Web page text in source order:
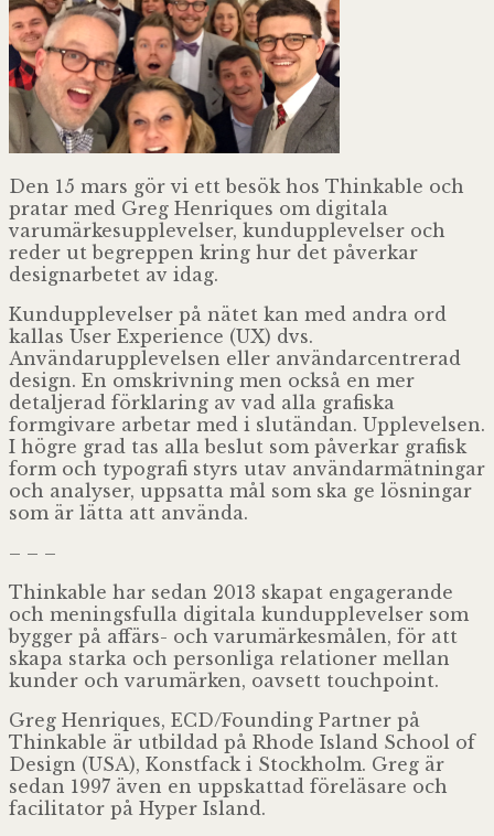
Den 15 mars gör vi ett besök hos Thinkable och
pratar med Greg Henriques om digitala
varumärkesupplevelser, kundupplevelser och
reder ut begreppen kring hur det påverkar
designarbetet av idag.
Kundupplevelser på nätet kan med andra ord
kallas User Experience (UX) dvs.
Användarupplevelsen eller användarcentrerad
design. En omskrivning men också en mer
detaljerad förklaring av vad alla grafiska
formgivare arbetar med i slutändan. Upplevelsen.
I högre grad tas alla beslut som påverkar grafisk
form och typografi styrs utav användarmätningar
och analyser, uppsatta mål som ska ge lösningar
som är lätta att använda.
– – –
Thinkable har sedan 2013 skapat engagerande
och meningsfulla digitala kundupplevelser som
bygger på affärs- och varumärkesmålen, för att
skapa starka och personliga relationer mellan
kunder och varumärken, oavsett touchpoint.
Greg Henriques, ECD/Founding Partner på
Thinkable är utbildad på Rhode Island School of
Design (USA), Konstfack i Stockholm. Greg är
sedan 1997 även en uppskattad föreläsare och
facilitator på Hyper Island.